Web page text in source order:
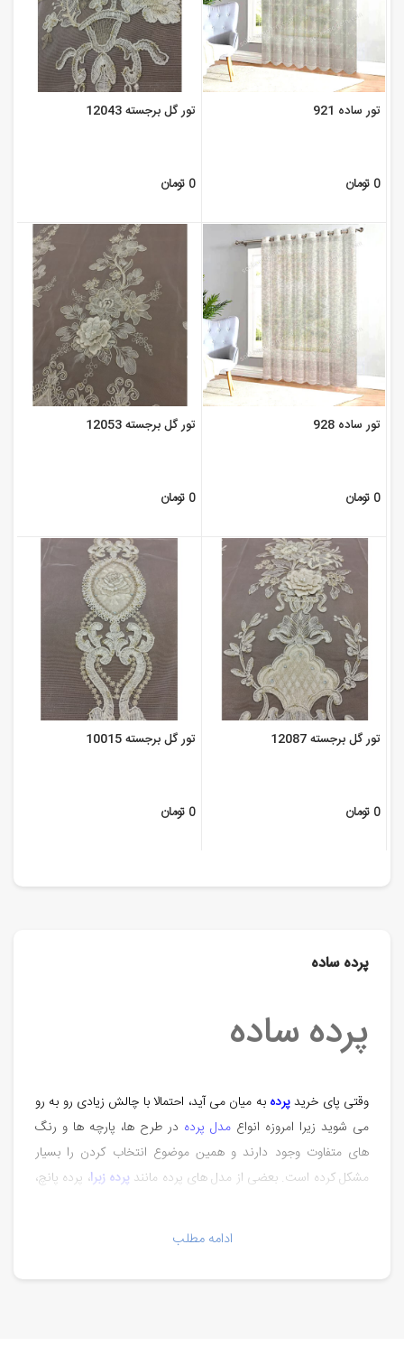
تور ساده 921
0 تومان
تور گل برجسته 12043
0 تومان
تور ساده 928
0 تومان
تور گل برجسته 12053
0 تومان
تور گل برجسته 12087
0 تومان
تور گل برجسته 10015
0 تومان
پرده ساده
پرده ساده
وقتی پای خریدپرده به میان می آید، احتمالا با چالش زیادی رو به رو
می شوید زیرا امروزه انواع مدل پرده در طرح ها، پارچه ها و رنگ
های متفاوت وجود دارند و همین موضوع انتخاب کردن را بسیار
مشکل کرده است. بعضی از مدل های پرده مانند پرده زبرا، پرده پانچ،
در سراسر جهان استفاده می شود. سایت سبک مدرن در این بخش
های پرده ساده در سال 2021 را ارائه میکند.
ادامه مطلب